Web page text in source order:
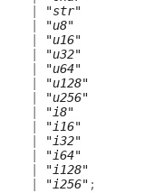
"str"
"u8"
"u16"
"u32"
"u64"
"u128"
"u256"
"i8"
"i16"
"i32"
"i64"
"i128"
"i256" ;